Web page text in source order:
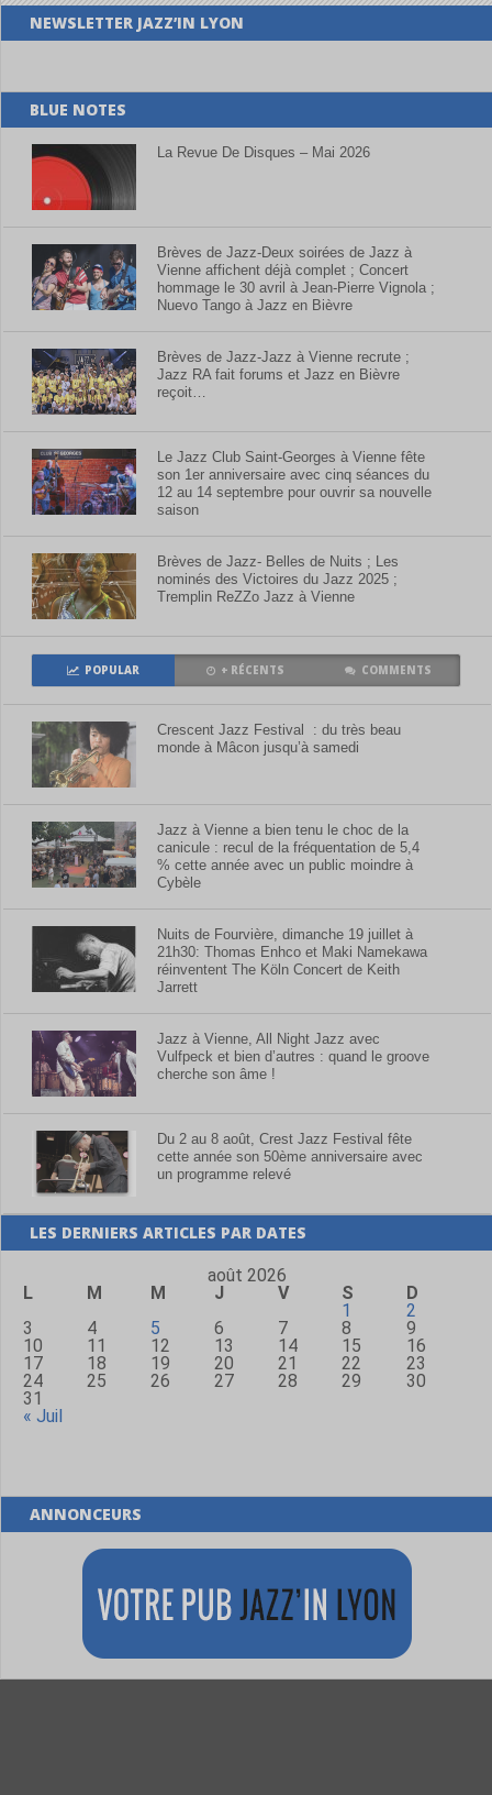
NEWSLETTER JAZZ’IN LYON
BLUE NOTES
La Revue De Disques – Mai 2026
Brèves de Jazz-Deux soirées de Jazz à
Vienne affichent déjà complet ; Concert
hommage le 30 avril à Jean-Pierre Vignola ;
Nuevo Tango à Jazz en Bièvre
Brèves de Jazz-Jazz à Vienne recrute ;
Jazz RA fait forums et Jazz en Bièvre
reçoit…
Le Jazz Club Saint-Georges à Vienne fête
son 1er anniversaire avec cinq séances du
12 au 14 septembre pour ouvrir sa nouvelle
saison
Brèves de Jazz- Belles de Nuits ; Les
nominés des Victoires du Jazz 2025 ;
Tremplin ReZZo Jazz à Vienne
POPULAR + RÉCENTS COMMENTS
Crescent Jazz Festival : du très beau
monde à Mâcon jusqu’à samedi
Jazz à Vienne a bien tenu le choc de la
canicule : recul de la fréquentation de 5,4
% cette année avec un public moindre à
Cybèle
Nuits de Fourvière, dimanche 19 juillet à
21h30: Thomas Enhco et Maki Namekawa
réinventent The Köln Concert de Keith
Jarrett
Jazz à Vienne, All Night Jazz avec
Vulfpeck et bien d’autres : quand le groove
cherche son âme !
Du 2 au 8 août, Crest Jazz Festival fête
cette année son 50ème anniversaire avec
un programme relevé
LES DERNIERS ARTICLES PAR DATES
août 2026
L
M M J V S
D
1
2
3
4 5 6 7 8
9
10
11 12 13 14 15
16
17
18 19 20 21 22
23
24
25 26 27 28 29
30
31
« Juil
ANNONCEURS